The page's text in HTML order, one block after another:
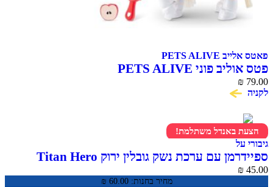
פאטס אלייב PETS ALIVE
פטס אוליב פוני PETS ALIVE
₪ 79.00
לקניה
הצעת באנדל משתלמת!
גיבורי על
ספיידרמן עם ערכת נשק גובלין ירוק Titan Hero
Series
מחיר בחנות: ₪ 60.00
₪ 45.00